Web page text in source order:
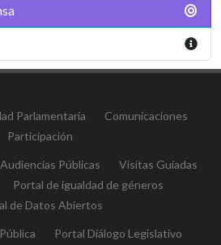
Parlamentaria
Comunicaciones
Participación
Audiencias Públicas
Visitas Guiadas
Portal de igualdad de géneros
de Datos Abiertos
Portal Diálogo Legislativo